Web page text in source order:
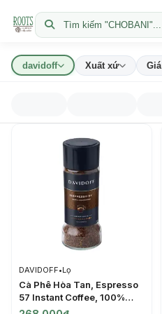
Tìm kiếm "CHOBANI"...
davidoff Xuất xứ Giá
DAVIDOFF•Lọ
Cà Phê Hòa Tan, Espresso
57 Instant Coffee, 100%
Arabica (90g) - DAVIDOFF